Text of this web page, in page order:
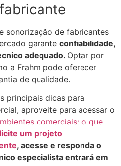
sonorização de fabricantes
garante confiabilidade,
adequado. Optar por
a Frahm pode oferecer
de qualidade.
principais dicas para
aproveite para acessar o
comerciais: o que
um projeto
, acesse e responda o
especialista entrará em